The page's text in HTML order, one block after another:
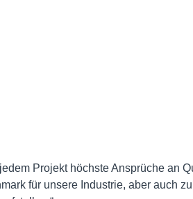
Projekt höchste Ansprüche an
für unsere Industrie, aber auch